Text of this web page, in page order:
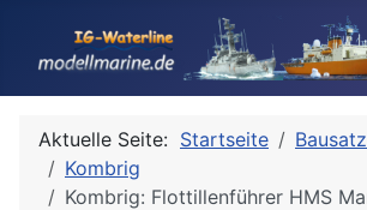
Aktuelle Seite: Startseite
Kombrig
Kombrig: Flottillenführer HMS